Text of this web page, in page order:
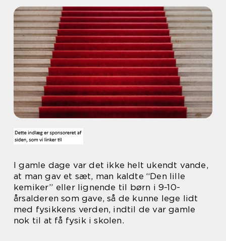
I gamle dage var det ikke helt ukendt vande,
at man gav et sæt, man kaldte “Den lille
kemiker” eller lignende til børn i 9-10-
årsalderen som gave, så de kunne lege lidt
med fysikkens verden, indtil de var gamle
nok til at få fysik i skolen.